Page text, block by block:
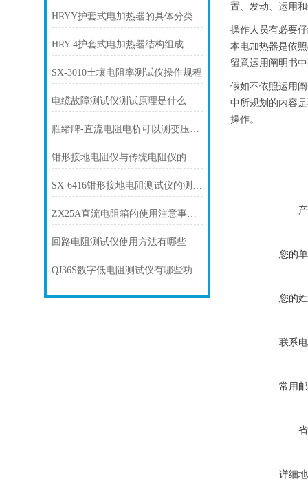
HRYY护套式电加热器的具体分类
HRY-4护套式电加热器结构组成部分
SX-3010土壤电阻率测试仪操作规程
电缆故障测试仪测试原理是什么
胜绪牌-直流电阻电桥可以测变压器直流电阻吗
钳形接地电阻仪与传统电阻仪的差异
SX-6416钳形接地电阻测试仪的测试原理
ZX25A直流电阻箱的使用注意事项有哪些
回路电阻测试仪使用方法有哪些
QJ36S数字低电阻测试仪有哪些功能呢？
置、发动、运用
操作人员有必要
本电加热器是依
留意运用阐明书
假如不依照运用
中所规划的内容
操作。
您的
您的
联系
常用
详细